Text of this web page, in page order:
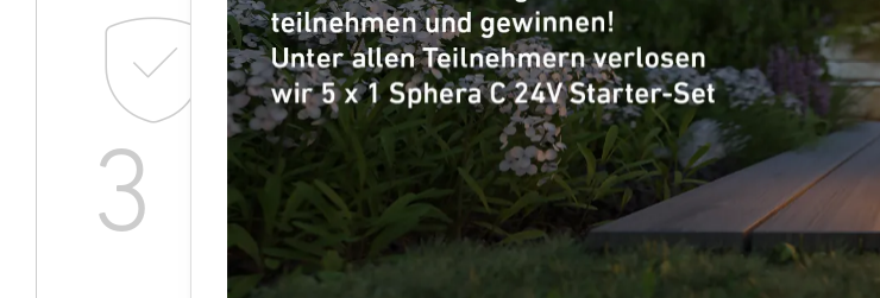
3
All-in-one Lösung direkt vom Hersteller.
Notwendige System-Anpassungen können wir
Zeit
vornehmen – das alles mit Ihrem